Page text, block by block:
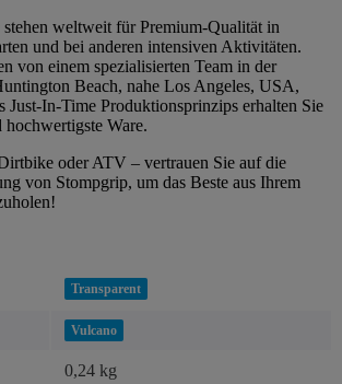
weltweit für Premium-Qualität in
und bei anderen intensiven Aktivitäten.
von einem spezialisierten Team in der
Beach, nahe Los Angeles, USA,
Just-In-Time Produktionsprinzips erhalten Sie
hochwertigste Ware.
oder ATV – vertrauen Sie auf die
von Stompgrip, um das Beste aus Ihrem
Transparent
Vulcano
0,24 kg